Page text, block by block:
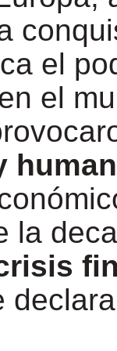
el
el
la